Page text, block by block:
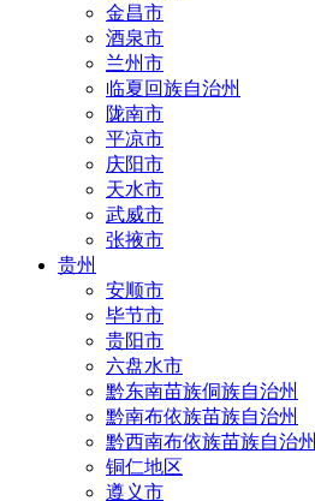
金昌市
酒泉市
兰州市
临夏回族自治州
陇南市
平凉市
庆阳市
天水市
武威市
张掖市
贵州
安顺市
毕节市
贵阳市
六盘水市
黔东南苗族侗族自治州
黔南布依族苗族自治州
黔西南布依族苗族自治州
铜仁地区
遵义市